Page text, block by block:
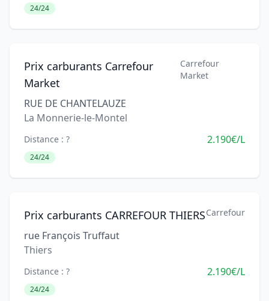
24/24
Prix carburants Carrefour
Market
Carrefour
Market
RUE DE CHANTELAUZE
La Monnerie-le-Montel
Distance : ? 2.190€/L
24/24
Prix carburants CARREFOUR THIERSCarrefour
rue François Truffaut
Thiers
Distance : ? 2.190€/L
24/24